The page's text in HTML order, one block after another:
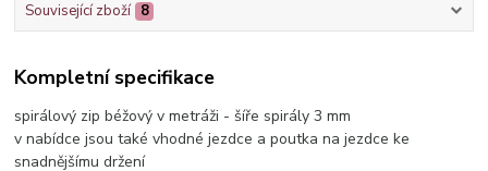
Související zboží 8
Kompletní specifikace
spirálový zip béžový v metráži - šíře spirály 3 mm
v nabídce jsou také vhodné jezdce a poutka na jezdce ke
snadnějšímu držení